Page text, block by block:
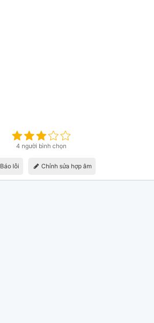
4 người bình chọn
Báo lỗi Chỉnh sửa hợp âm